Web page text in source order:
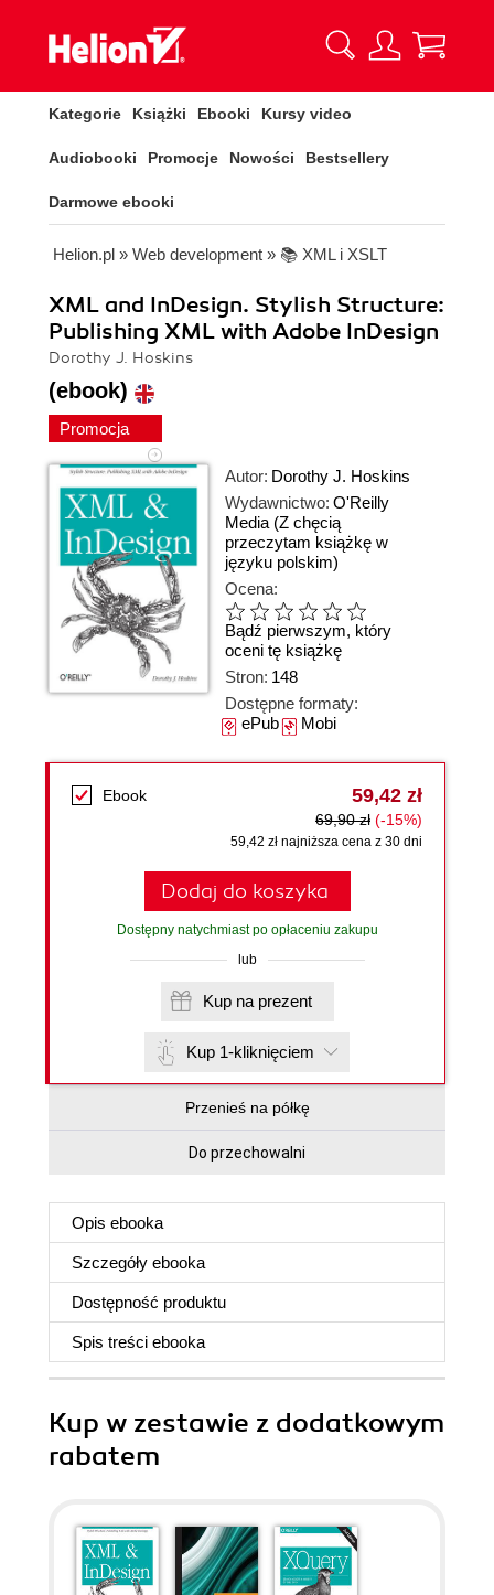
Kategorie Książki Ebooki Kursy video
Audiobooki Promocje Nowości Bestsellery
Darmowe ebooki
Helion.pl » Web development » 📚 XML i XSLT
XML and InDesign. Stylish Structure:
Publishing XML with Adobe InDesign
Dorothy J. Hoskins
(ebook)
Promocja
Autor: Dorothy J. Hoskins
Wydawnictwo: O'Reilly
Media (Z chęcią
przeczytam książkę w
języku polskim)
Ocena:
Bądź pierwszym, który
oceni tę książkę
Stron: 148
Dostępne formaty:
ePubMobi
Ebook 59,42 zł
69,90 zł (-15%)
59,42 zł najniższa cena z 30 dni
Dodaj do koszyka
Dostępny natychmiast po opłaceniu zakupu
lub
Kup na prezent
Kup 1-kliknięciem
Przenieś na półkę
Do przechowalni
Opis ebooka
Szczegóły ebooka
Dostępność produktu
Spis treści ebooka
Kup w zestawie z dodatkowym
rabatem